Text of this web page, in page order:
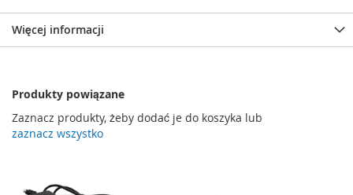
Więcej informacji
Produkty powiązane
Zaznacz produkty, żeby dodać je do koszyka lub
zaznacz wszystko